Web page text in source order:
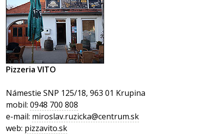
Pizzeria VITO
Námestie SNP 125/18, 963 01 Krupina
mobil: 0948 700 808
e-mail: miroslav.ruzicka@centrum.sk
web: pizzavito.sk